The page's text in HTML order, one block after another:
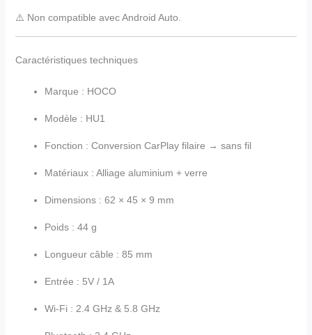
⚠️ Non compatible avec Android Auto.
Caractéristiques techniques
Marque : HOCO
Modèle : HU1
Fonction : Conversion CarPlay filaire → sans fil
Matériaux : Alliage aluminium + verre
Dimensions : 62 × 45 × 9 mm
Poids : 44 g
Longueur câble : 85 mm
Entrée : 5V / 1A
Wi-Fi : 2.4 GHz & 5.8 GHz